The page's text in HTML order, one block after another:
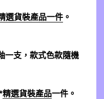
選貨裝產品一件 。
支，款式色款隨機
精選貨裝產品一件。